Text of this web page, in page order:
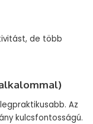
de több
Az
kulcsfontosságú.